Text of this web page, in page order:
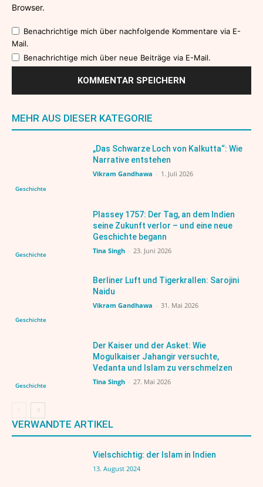
Browser.
Benachrichtige mich über nachfolgende Kommentare via E-
Mail.
Benachrichtige mich über neue Beiträge via E-Mail.
MEHR AUS DIESER KATEGORIE
Geschichte
„Das Schwarze Loch von Kalkutta“: Wie
Narrative entstehen
Vikram Gandhawa - 1. Juli 2026
Geschichte
Plassey 1757: Der Tag, an dem Indien
seine Zukunft verlor – und eine neue
Geschichte begann
Tina Singh - 23. Juni 2026
Geschichte
Berliner Luft und Tigerkrallen: Sarojini
Naidu
Vikram Gandhawa - 31. Mai 2026
Geschichte
Der Kaiser und der Asket: Wie
Mogulkaiser Jahangir versuchte,
Vedanta und Islam zu verschmelzen
Tina Singh - 27. Mai 2026
VERWANDTE ARTIKEL
Vielschichtig: der Islam in Indien
13. August 2024